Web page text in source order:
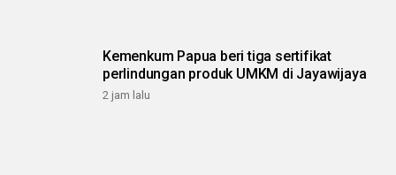
Kemenkum Papua beri tiga sertifikat
perlindungan produk UMKM di Jayawijaya
2 jam lalu